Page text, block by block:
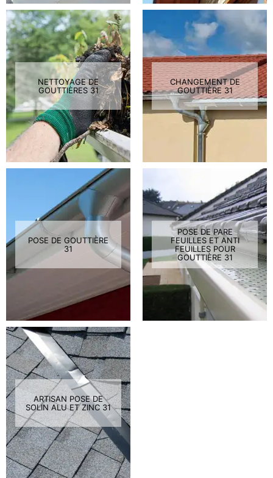
NETTOYAGE DE
GOUTTIÈRES 31
CHANGEMENT DE
GOUTTIÈRE 31
POSE DE GOUTTIÈRE
31
POSE DE PARE
FEUILLES ET ANTI
FEUILLES POUR
GOUTTIÈRE 31
ARTISAN POSE DE
SOLIN ALU ET ZINC 31